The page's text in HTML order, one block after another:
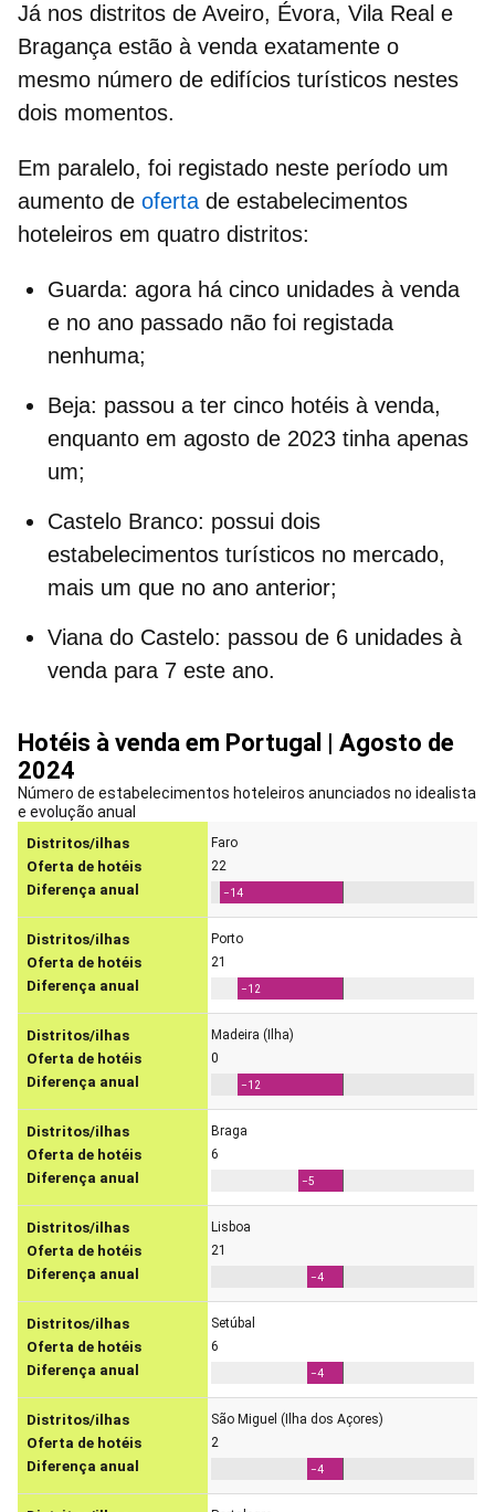
Já nos distritos de Aveiro, Évora, Vila Real e
Bragança estão à venda exatamente o
mesmo número de edifícios turísticos nestes
dois momentos.
Em paralelo, foi registado neste período um
aumento de oferta de estabelecimentos
hoteleiros em quatro distritos:
Guarda: agora há cinco unidades à venda
e no ano passado não foi registada
nenhuma;
Beja: passou a ter cinco hotéis à venda,
enquanto em agosto de 2023 tinha apenas
um;
Castelo Branco: possui dois
estabelecimentos turísticos no mercado,
mais um que no ano anterior;
Viana do Castelo: passou de 6 unidades à
venda para 7 este ano.